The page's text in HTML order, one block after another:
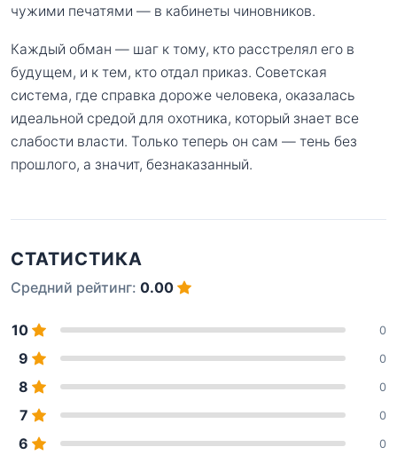
чужими печатями — в кабинеты чиновников.
Каждый обман — шаг к тому, кто расстрелял его в
будущем, и к тем, кто отдал приказ. Советская
система, где справка дороже человека, оказалась
идеальной средой для охотника, который знает все
слабости власти. Только теперь он сам — тень без
прошлого, а значит, безнаказанный.
СТАТИСТИКА
Средний рейтинг: 0.00
10 0
9 0
8 0
7 0
6 0